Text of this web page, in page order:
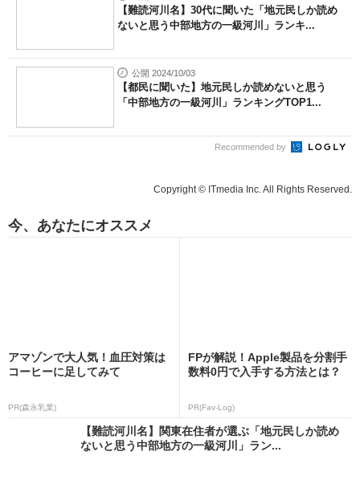
【難読河川名】30代に聞いた「地元民しか読め
ないと思う中部地方の一級河川」ランキ...
公開 2024/10/03
【都民に聞いた】地元民しか読めないと思う
「中部地方の一級河川」ランキングTOP1...
Recommended by
Copyright © ITmedia Inc. All Rights Reserved.
今、あなたにオススメ
アマゾンで大人気！血圧対策は
コーヒーに足してみて
PR(森永乳業)
FPが解説！Apple製品を分割手
数料0円で入手する方法とは？
PR(Fav-Log)
【難読河川名】関東在住者が選ぶ「地元民しか読め
ないと思う中部地方の一級河川」ラン...